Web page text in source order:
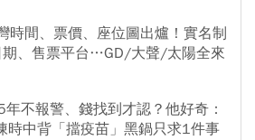
時間、票價、座位圖出爐！實名制
期、售票平台…GD/大聲/太陽全來
不報警、錢找到才認？他好奇：
中背「擋疫苗」黑鍋只求1件事